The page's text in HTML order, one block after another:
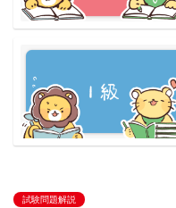
試験問題解説